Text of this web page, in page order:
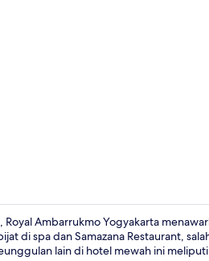
Royal Ambarrukmo Yogyakarta
di spa dan Samazana Restaurant,
lain di hotel mewah ini